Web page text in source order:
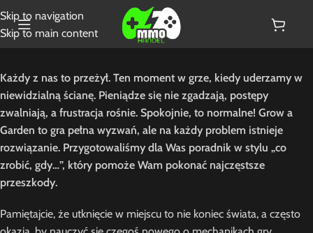
Skip to navigation
Skip to main content
Każdy z nas to przeżył. Ten moment w grze, kiedy uderzamy w
niewidzialną ścianę. Pieniądze się nie zgadzają, postępy
zwalniają, a frustracja rośnie. Spokojnie, to normalne! Grow a
Garden to gra pełna wyzwań, ale na każdy problem istnieje
rozwiązanie. Przygotowaliśmy dla Was poradnik w stylu „co
zrobić, gdy…”, który pomoże Wam pokonać najczęstsze
przeszkody.
Pamiętajcie, że utknięcie w miejscu to nie koniec świata, a często